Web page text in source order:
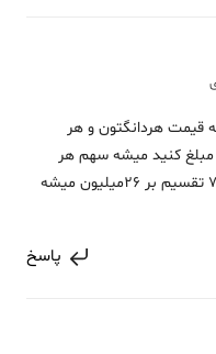
قیمت هردانگتون و هر
مبلغ کنید میشه سهم هر
نفر،،،یعنی هردانگ 26میلیون هست و 70 تقسیم بر 26میلیون میشه
پاسخ